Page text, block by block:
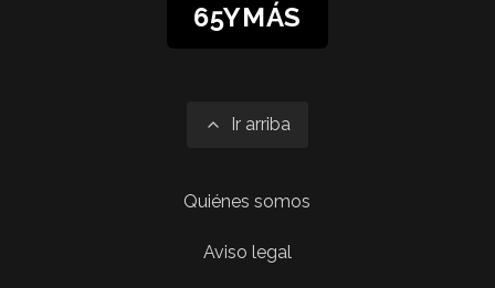
65YMÁS
Ir arriba
Quiénes somos
Aviso legal